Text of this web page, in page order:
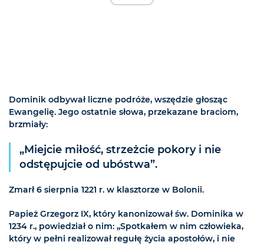
Dominik odbywał liczne podróże, wszędzie głosząc
Ewangelię. Jego ostatnie słowa, przekazane braciom,
brzmiały:
„Miejcie miłość, strzeżcie pokory i nie
odstępujcie od ubóstwa”.
Zmarł 6 sierpnia 1221 r. w klasztorze w Bolonii.
Papież Grzegorz IX, który kanonizował św. Dominika w
1234 r., powiedział o nim: „Spotkałem w nim człowieka,
który w pełni realizował regułę życia apostołów, i nie